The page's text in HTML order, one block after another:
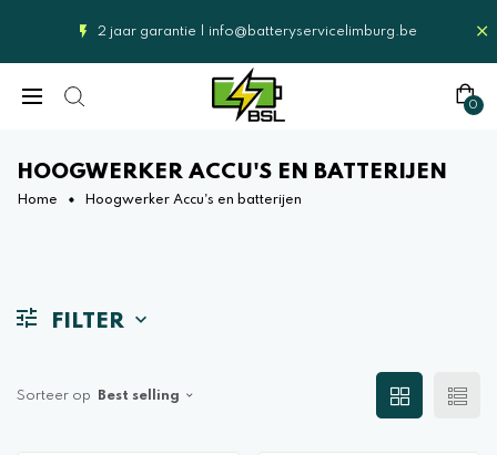
2 jaar garantie | info@batteryservicelimburg.be
0
HOOGWERKER ACCU'S EN BATTERIJEN
Home Hoogwerker Accu's en batterijen
FILTER
Sorteer op Best selling